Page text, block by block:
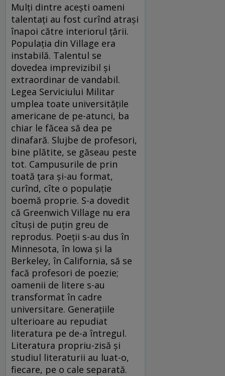
Mulți dintre acești oameni
talentați au fost curînd atrași
înapoi către interiorul țării.
Populația din Village era
instabilă. Talentul se
dovedea imprevizibil și
extraordinar de vandabil.
Legea Serviciului Militar
umplea toate universitățile
americane de pe-atunci, ba
chiar le făcea să dea pe
dinafară. Slujbe de profesori,
bine plătite, se găseau peste
tot. Campusurile de prin
toată țara și-au format,
curînd, cîte o populație
boemă proprie. S-a dovedit
că Greenwich Village nu era
cîtuși de puțin greu de
reprodus. Poeții s-au dus în
Minnesota, în Iowa și la
Berkeley, în California, să se
facă profesori de poezie;
oamenii de litere s-au
transformat în cadre
universitare. Generațiile
ulterioare au repudiat
literatura pe de-a întregul.
Literatura propriu-zisă și
studiul literaturii au luat-o,
fiecare, pe o cale separată.